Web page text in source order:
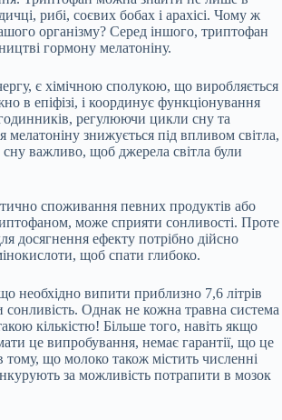
рибі, соєвих бобах і арахісі. Чому ж
організму? Серед іншого, триптофан
гормону мелатоніну.
є хімічною сполукою, що виробляється
в епіфізі, і координує функціонування
регулюючи цикли сну та
мелатоніну знижується під впливом світла,
важливо, щоб джерела світла були
споживання певних продуктів або
може сприяти сонливості. Проте
досягнення ефекту потрібно дійсно
щоб спати глибоко.
необхідно випити приблизно 7,6 літрів
Однак не кожна травна система
кількістю! Більше того, навіть якщо
це випробування, немає гарантії, що це
що молоко також містить численні
за можливість потрапити в мозок